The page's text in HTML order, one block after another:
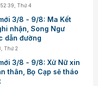
Thứ 4
3/8 - 9/8: Ma Kết
nhận, Song Ngư
dẫn đường
Thứ 2
3/8 - 9/8: Xử Nữ xin
thân, Bọ Cạp sẽ tháo